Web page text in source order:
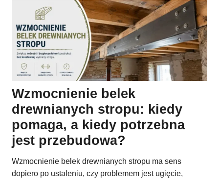
Wzmocnienie belek
drewnianych stropu: kiedy
pomaga, a kiedy potrzebna
jest przebudowa?
Wzmocnienie belek drewnianych stropu ma sens
dopiero po ustaleniu, czy problemem jest ugięcie,